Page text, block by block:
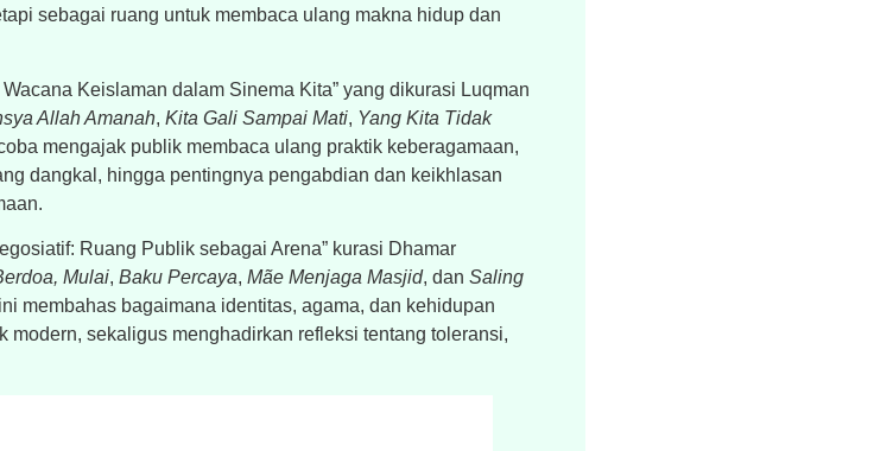
sebagai ruang untuk membaca ulang makna hidup dan
Keislaman dalam Sinema Kita” yang dikurasi Luqman
Allah Amanah, Kita Gali Sampai Mati, Yang Kita Tidak
mengajak publik membaca ulang praktik keberagamaan,
dangkal, hingga pentingnya pengabdian dan keikhlasan
Ruang Publik sebagai Arena” kurasi Dhamar
Mulai, Baku Percaya, Mãe Menjaga Masjid, dan Saling
membahas bagaimana identitas, agama, dan kehidupan
sekaligus menghadirkan refleksi tentang toleransi,